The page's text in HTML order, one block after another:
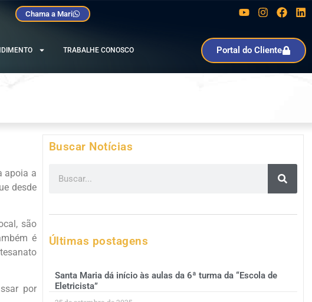
Chama a Mari
TRABALHE CONOSCO Portal do Cliente
apoia a
desde
são
é
por
Buscar Notícias
Últimas postagens
Santa Maria dá início às aulas da 6ª turma da “Escola de
Eletricista”